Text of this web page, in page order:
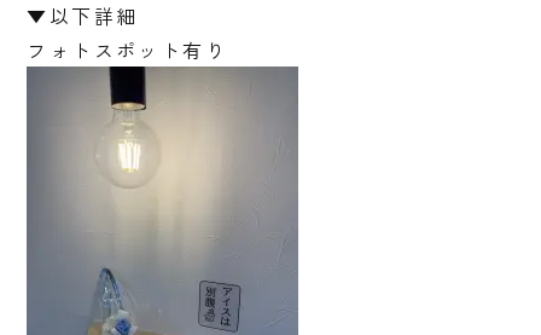
▼以下詳細
フォトスポット有り